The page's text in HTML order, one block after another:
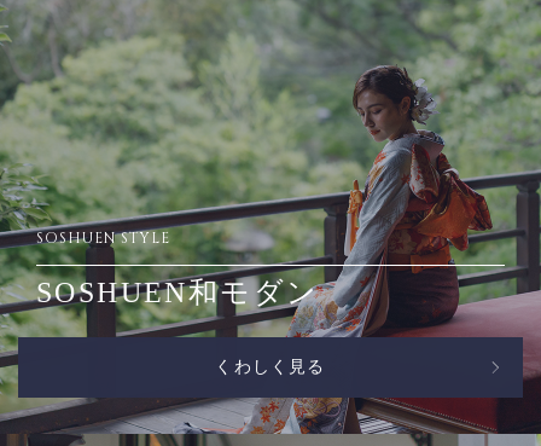
SOSHUEN STYLE
SOSHUEN和モダン
くわしく見る